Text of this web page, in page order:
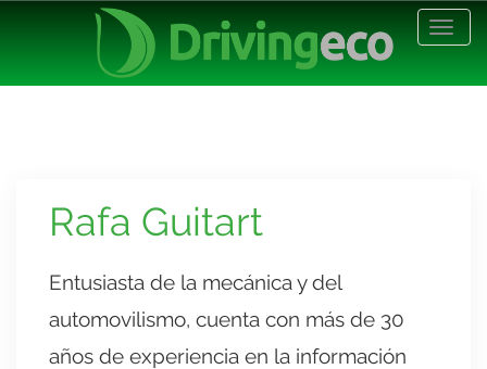
Rafa Guitart
Entusiasta de la mecánica y del
automovilismo, cuenta con más de 30
años de experiencia en la información